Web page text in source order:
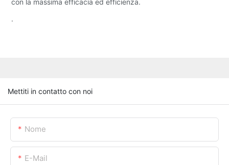
con la massima efficacia ed efficienza.
.
Mettiti in contatto con noi
Nome
E-Mail